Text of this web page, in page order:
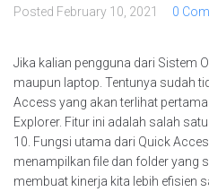
Posted February 10, 2021 0
Jika kalian pengguna dari Sistem
maupun laptop. Tentunya sudah
Access yang akan terlihat
Explorer. Fitur ini adalah salah
10. Fungsi utama dari Quick
menampilkan file dan folder yang
membuat kinerja kita lebih efisien